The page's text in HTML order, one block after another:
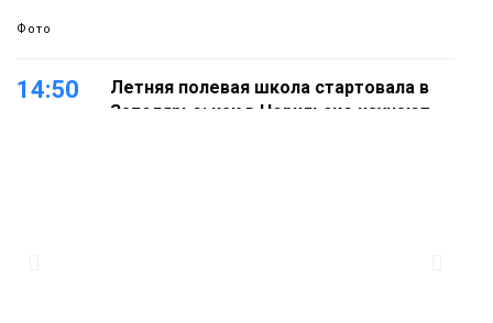
Фото
14:50
Летняя полевая школа стартовала в
Заполярье: как в Норильске изучают